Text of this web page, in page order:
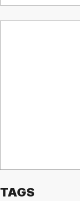
TAGS